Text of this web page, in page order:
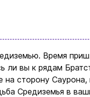
Время
ли вы к рядaм
на сторону
Средиземья в